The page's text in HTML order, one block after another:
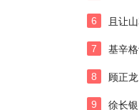
6 且让
7
基辛
8
顾正
9 徐长